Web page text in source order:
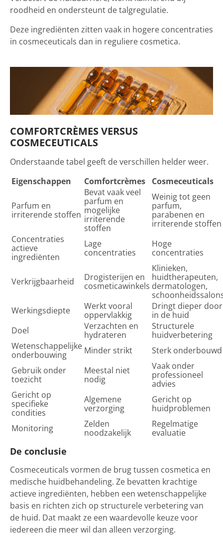
roodheid en ondersteunt de talgregulatie.
Deze ingrediënten zitten vaak in hogere concentraties
in cosmeceuticals dan in reguliere cosmetica.
COMFORTCRÈMES VERSUS
COSMECEUTICALS
Onderstaande tabel geeft de verschillen helder weer.
Eigenschappen
Comfortcrèmes Cosmeceuticals
Parfum en
irriterende stoffen
Bevat vaak veel
parfum en
mogelijke
irriterende
stoffen
Weinig tot geen
parfum,
parabenen en
irriterende stoffen
Concentraties
actieve
ingrediënten
Lage
concentraties
Hoge
concentraties
Verkrijgbaarheid
Drogisterijen en
cosmeticawinkels
Klinieken,
huidtherapeuten,
dermatologen,
Werkingsdiepte
Werkt vooral
oppervlakkig
Dringt dieper door
in de huid
Doel
Verzachten en
hydrateren
Structurele
huidverbetering
Wetenschappelijke
onderbouwing
Minder strikt
Sterk onderbouwd
Gebruik onder
toezicht
Meestal niet
nodig
Vaak onder
professioneel
advies
Gericht op
specifieke
condities
Algemene
verzorging
Gericht op
huidproblemen
Monitoring
Zelden
noodzakelijk
Regelmatige
evaluatie
De conclusie
Cosmeceuticals vormen de brug tussen cosmetica en
medische huidbehandeling. Ze bevatten krachtige
actieve ingrediënten, hebben een wetenschappelijke
basis en richten zich op structurele verbetering van
de huid. Dat maakt ze een waardevolle keuze voor
iedereen die meer wil dan alleen verzorging.